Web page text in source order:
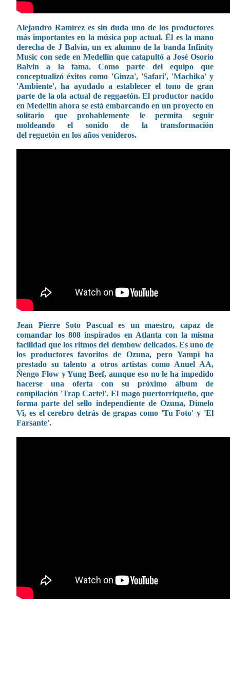
Alejandro Ramírez es sin duda uno de los productores
más importantes en la música pop actual. Él es la mano
derecha de J Balvin, un ex alumno de la banda Infinity
Music con sede en Medellín que catapultó a José Osorio
Balvin a la fama. Como parte del equipo que
conceptualizó éxitos como 'Ginza', 'Safari', 'Machika' y
'Ambiente', ha ayudado a establecer el tono de gran
parte de la ola actual de reggaetón. El productor nacido
en Medellín ahora se está embarcando en un proyecto en
solitario que probablemente le permita seguir
moldeando el sonido de la transformación
del reguetón en los años venideros.
Jean Pierre Soto Pascual es un maestro, capaz de
comandar los 808 inspirados en Atlanta con la misma
facilidad que los ritmos del dembow delicados. Es uno de
los productores favoritos de Ozuna, pero Yampi ha
prestado su talento a otros artistas como Anuel AA,
Ñengo Flow y Yung Beef, aunque eso no le ha impedido
hacerse una oferta con su próximo álbum de
compilación 'Trap Cartel'. El mago puertorriqueño, que
forma parte del sello independiente de Ozuna, Dimelo
Vi, es el cerebro detrás de grapas como 'Tu Foto' y 'El
Farsante'.